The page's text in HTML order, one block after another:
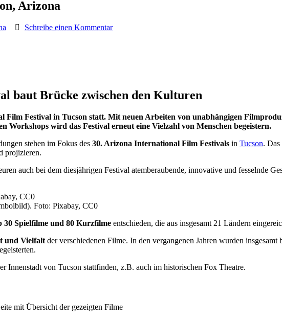
Arizona
Schreibe einen Kommentar
baut Brücke zwischen den Kulturen
Festival in Tucson statt. Mit neuen Arbeiten von unabhängigen
Workshops wird das Festival erneut eine Vielzahl von Menschen begeistern.
stehen im Fokus des 30. Arizona International Film Festivals in Tucson.
projizieren.
auch bei dem diesjährigen Festival atemberaubende, innovative und fesselnde
Foto: Pixabay, CC0
30 Spielfilme und 80 Kurzfilme entschieden, die aus insgesamt 21 Ländern
und Vielfalt der verschiedenen Filme. In den vergangenen Jahren wurden
Innenstadt von Tucson stattfinden, z.B. auch im historischen Fox Theatre.
mit Übersicht der gezeigten Filme